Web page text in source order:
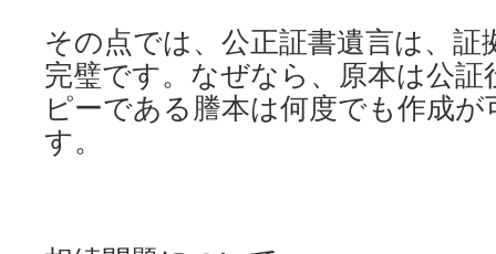
その点では、公正証書遺言は、証
完璧です。なぜなら、原本は公
ピーである謄本は何度でも作成
す。